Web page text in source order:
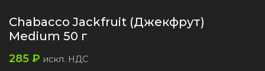
Chabacco Jackfruit (Джекфрут)
Medium 50 г
285 ₽ искл. НДС